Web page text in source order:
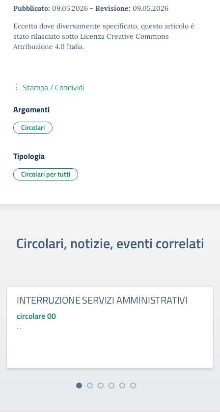
Pubblicato: 09.05.2026 - Revisione: 09.05.2026
Eccetto dove diversamente specificato, questo articolo è
stato rilasciato sotto Licenza Creative Commons
Attribuzione 4.0 Italia.
Stampa / Condividi
Argomenti
Circolari
Tipologia
Circolari per tutti
Circolari, notizie, eventi correlati
INTERRUZIONE SERVIZI AMMINISTRATIVI
circolare 00
...